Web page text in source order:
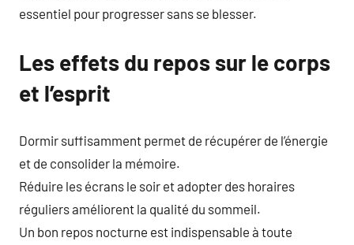
essentiel pour progresser sans se blesser.
Les effets du repos sur le corps
et l’esprit
Dormir suffisamment permet de récupérer de l’énergie
et de consolider la mémoire.
Réduire les écrans le soir et adopter des horaires
réguliers améliorent la qualité du sommeil.
Un bon repos nocturne est indispensable à toute